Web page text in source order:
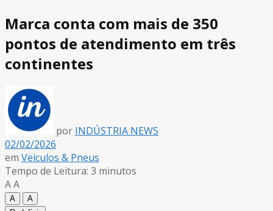
Marca conta com mais de 350
pontos de atendimento em três
continentes
por INDÚSTRIA NEWS
02/02/2026
em Veículos & Pneus
Tempo de Leitura: 3 minutos
AA
A
A